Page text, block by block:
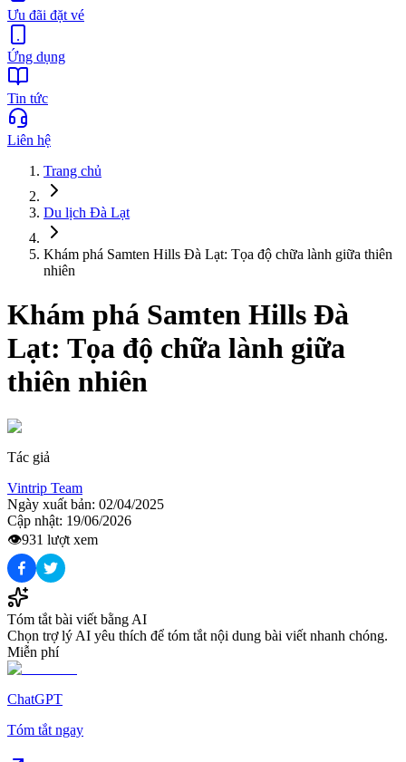
Ưu đãi đặt vé
Ứng dụng
Tin tức
Liên hệ
Trang chủ
Du lịch Đà Lạt
Khám phá Samten Hills Đà Lạt: Tọa độ chữa lành giữa thiên
nhiên
Khám phá Samten Hills Đà
Lạt: Tọa độ chữa lành giữa
thiên nhiên
Tác giả
Vintrip Team
Ngày xuất bản: 02/04/2025
Cập nhật: 19/06/2026
👁️931 lượt xem
Tóm tắt bài viết bằng AI
Chọn trợ lý AI yêu thích để tóm tắt nội dung bài viết nhanh chóng.
Miễn phí
ChatGPT
Tóm tắt ngay